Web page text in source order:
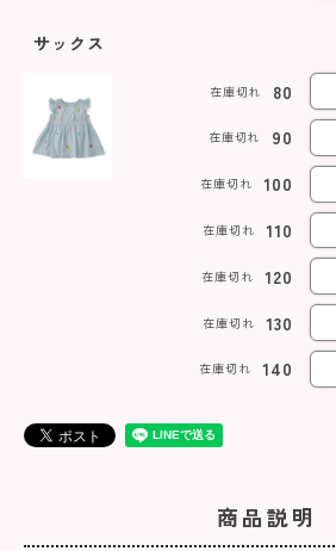
サックス
80
在庫切れ
90
在庫切れ
100
在庫切れ
110
在庫切れ
120
在庫切れ
130
在庫切れ
140
在庫切れ
商品説明